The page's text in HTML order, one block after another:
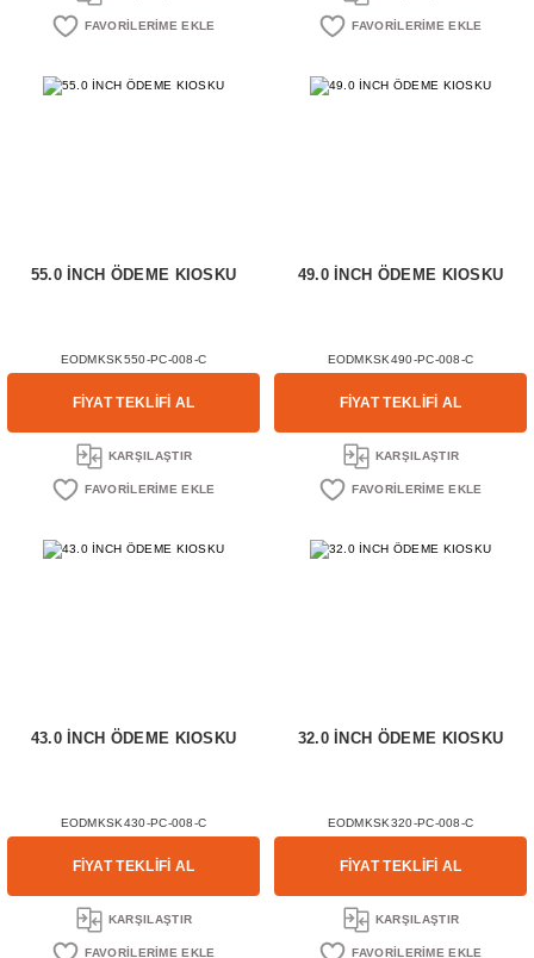
55.0 İNCH ÖDEME KIOSKU
EODMKSK550-PC-008-C
FİYAT TEKLİFİ AL
KARŞILAŞTIR
49.0 İNCH ÖDEME KIOSKU
EODMKSK490-PC-008-C
FİYAT TEKLİFİ AL
KARŞILAŞTIR
43.0 İNCH ÖDEME KIOSKU
EODMKSK430-PC-008-C
FİYAT TEKLİFİ AL
KARŞILAŞTIR
32.0 İNCH ÖDEME KIOSKU
EODMKSK320-PC-008-C
FİYAT TEKLİFİ AL
KARŞILAŞTIR